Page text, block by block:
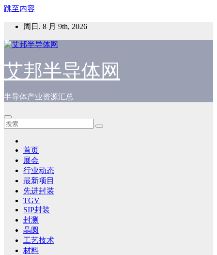
跳至内容
周日. 8 月 9th, 2026
艾邦半导体网
半导体产业资源汇总
首页
展会
行业动态
最新项目
先进封装
TGV
SIP封装
封测
晶圆
工艺技术
材料